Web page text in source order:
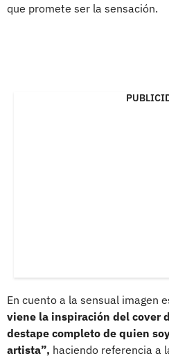
que promete ser la sensación.
En cuento a la sensual imagen
viene la inspiración del cover
destape completo de quien
artista”, haciendo referencia a